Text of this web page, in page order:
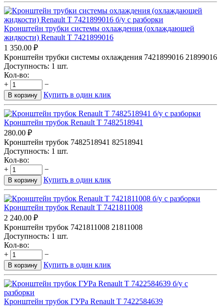
Кронштейн трубки системы охлаждения (охлаждающей
жидкости) Renault T 7421899016
1 350.00 ₽
Кронштейн трубки системы охлаждения 7421899016 21899016
Доступность: 1 шт.
Кол-во:
+
−
В корзину Купить в один клик
Кронштейн трубок Renault T 7482518941
280.00 ₽
Кронштейн трубок 7482518941 82518941
Доступность: 1 шт.
Кол-во:
+
−
В корзину Купить в один клик
Кронштейн трубок Renault T 7421811008
2 240.00 ₽
Кронштейн трубок 7421811008 21811008
Доступность: 1 шт.
Кол-во:
+
−
В корзину Купить в один клик
Кронштейн трубок ГУРа Renault T 7422584639